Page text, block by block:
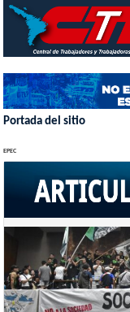
Portada del sitio
EPEC